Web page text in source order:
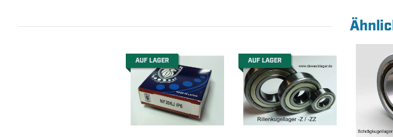
AUF LAGER AUF LAGER